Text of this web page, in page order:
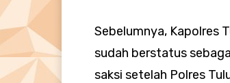
Sebelumnya, Kapolres
sudah berstatus
saksi setelah Polres